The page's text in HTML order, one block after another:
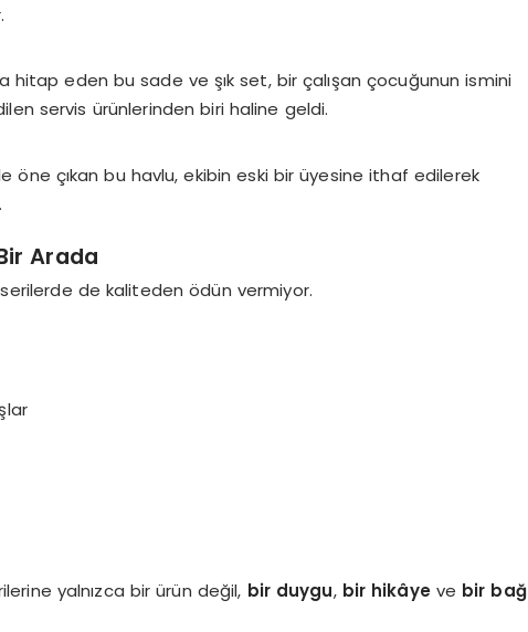
hitap eden bu sade ve şık set, bir çalışan çocuğunun ismini
servis ürünlerinden biri haline geldi.
öne çıkan bu havlu, ekibin eski bir üyesine ithaf edilerek
Arada
de kaliteden ödün vermiyor.
yalnızca bir ürün değil, bir duygu, bir hikâyeve bir bağ